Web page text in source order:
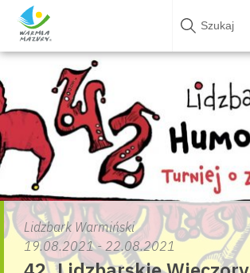
Skip
Lidzbark Warmiński
19.08.2021 - 22.08.2021